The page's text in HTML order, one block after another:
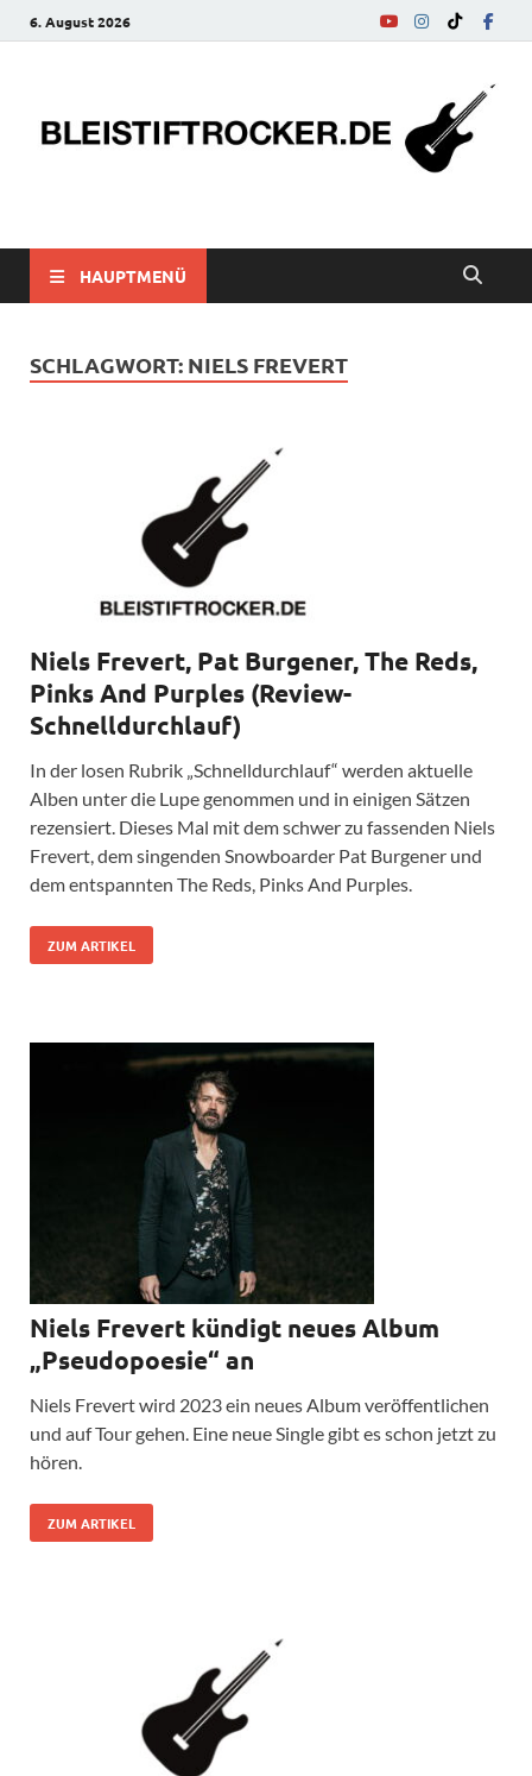
6. August 2026
bleistiftrocker.de
HAUPTMENÜ
SCHLAGWORT: NIELS FREVERT
Niels Frevert, Pat Burgener, The Reds,
Pinks And Purples (Review-
Schnelldurchlauf)
In der losen Rubrik „Schnelldurchlauf“ werden aktuelle
Alben unter die Lupe genommen und in einigen Sätzen
rezensiert. Dieses Mal mit dem schwer zu fassenden Niels
Frevert, dem singenden Snowboarder Pat Burgener und
dem entspannten The Reds, Pinks And Purples.
ZUM ARTIKEL
Niels Frevert kündigt neues Album
„Pseudopoesie“ an
Niels Frevert wird 2023 ein neues Album veröffentlichen
und auf Tour gehen. Eine neue Single gibt es schon jetzt zu
hören.
ZUM ARTIKEL